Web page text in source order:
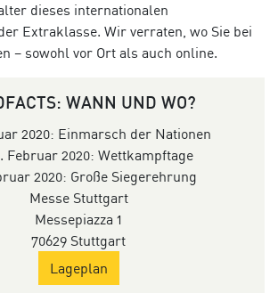
dieses internationalen
Extraklasse. Wir verraten, wo Sie bei
– sowohl vor Ort als auch online.
WANN UND WO?
2020: Einmarsch der Nationen
Februar 2020: Wettkampftage
2020: Große Siegerehrung
Messe Stuttgart
Messepiazza 1
70629 Stuttgart
Lageplan